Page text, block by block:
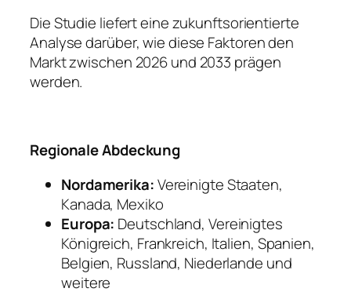
Die Studie liefert eine zukunftsorientierte
Analyse darüber, wie diese Faktoren den
Markt zwischen 2026 und 2033 prägen
werden.
Regionale Abdeckung
Nordamerika:Vereinigte Staaten,
Kanada, Mexiko
Europa: Deutschland, Vereinigtes
Königreich, Frankreich, Italien, Spanien,
Belgien, Russland, Niederlande und
weitere